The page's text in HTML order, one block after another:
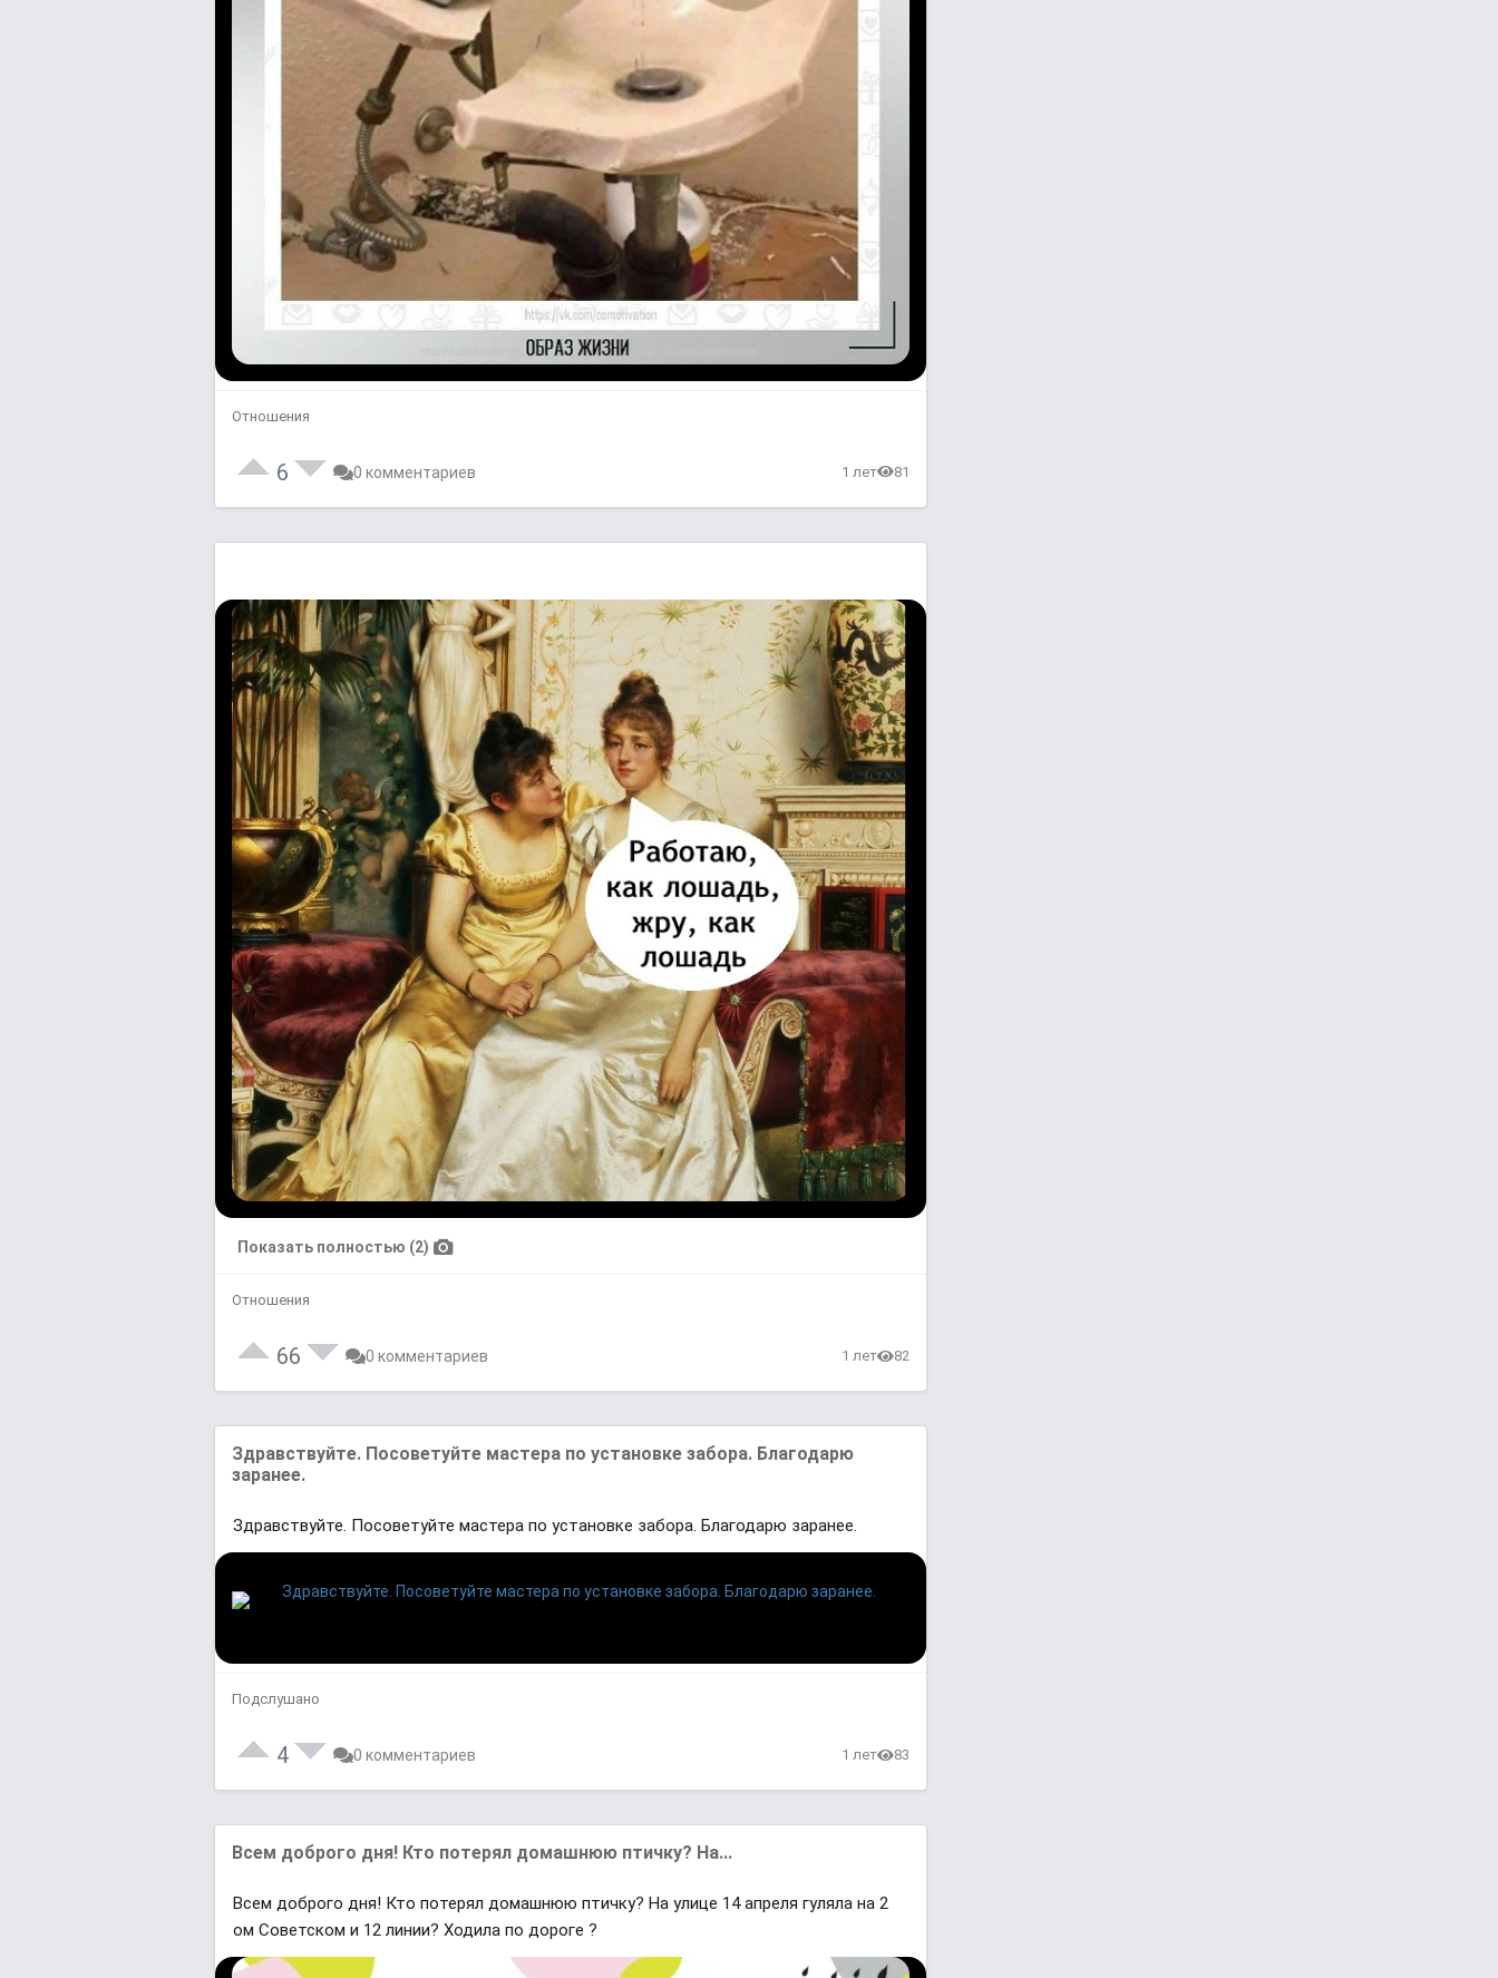
Отношения
6 0 комментариев 1 лет 81
Показать полностью (2)
Отношения
66 0 комментариев 1 лет 82
Здравствуйте. Посоветуйте мастера по установке забора. Благодарю
заранее.
Здравствуйте. Посоветуйте мастера по установке забора. Благодарю заранее.
Подслушано
4 0 комментариев 1 лет 83
Всем доброго дня! Кто потерял домашнюю птичку? На...
Всем доброго дня! Кто потерял домашнюю птичку? На улице 14 апреля гуляла на 2
ом Советском и 12 линии? Ходила по дороге ?